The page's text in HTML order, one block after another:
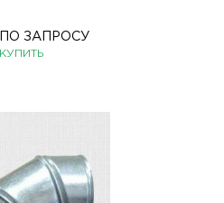
ПО ЗАПРОСУ
КУПИТЬ